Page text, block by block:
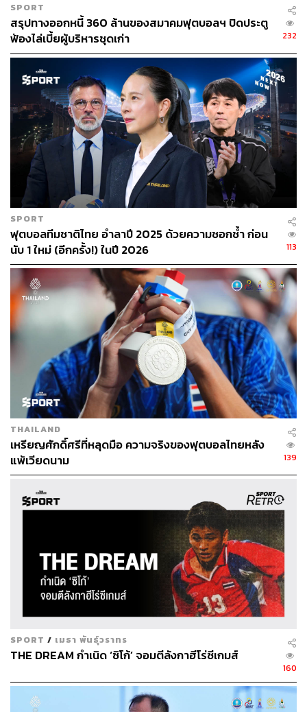
สำหรับฟุตบอลทีมชาติไทยจะลงสนามพบกับซาอุดีอาระเบีย
ในรอบ 8 ทีมสุดท้าย ซึ่งหากทีมชาติไทยสามารถเอาชนะและ
ผ่านเข้าไปเล่นรอบต่อไป ก็จะก้าวเข้าใกล้สิทธิ์ในการไป
แข่งขันฟุตบอลโอลิมปิกมากขึ้นอีกครั้ง โดยจะสามารถการัน
ตีสิทธิ์ได้ก็ต่อเมื่อผ่านเข้าสู่รอบชิงชนะเลิศ หรือสามารถ
เอาชนะรอบชิงอันดับที่ 3 ได้
SPORT
สรุปทางออกหนี้ 360 ล้านของสมาคมฟุตบอลฯ ปิดประตู
ฟ้องไล่เบี้ยผู้บริหารชุดเก่า
232
SPORT
ฟุตบอลทีมชาติไทย อำลาปี 2025 ด้วยความชอกช้ำ ก่อน
นับ 1 ใหม่ (อีกครั้ง!) ในปี 2026
113
THAILAND
เหรียญศักดิ์ศรีที่หลุดมือ ความจริงของฟุตบอลไทยหลัง
แพ้เวียดนาม
139
SPORT / เมธา พันธุ์วราทร
THE DREAM กำเนิด ‘ซิโก้’ จอมตีลังกาฮีโร่ซีเกมส์
160